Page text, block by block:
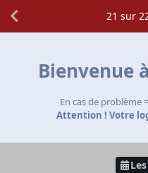
Bienvenue
En cas de problème
Attention ! Votre
21 sur